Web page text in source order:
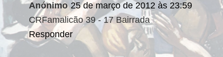
Anónimo 25 de março de 2012 às 23:59
CRFamalicão 39 - 17 Bairrada
Responder